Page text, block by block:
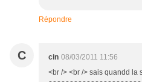
Répondre
C cin 08/03/2011 11:56
<br /> <br /> sais quandd la